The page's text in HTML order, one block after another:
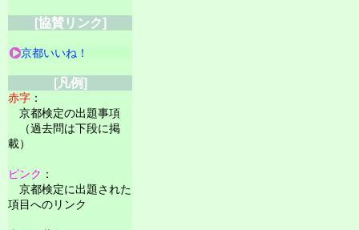
[協賛リンク]
京都いいね！
[凡例]
赤字 ：
京都検定の出題事項
（過去問は下段に掲
載）
ピンク ：
京都検定に出題された
項目へのリンク